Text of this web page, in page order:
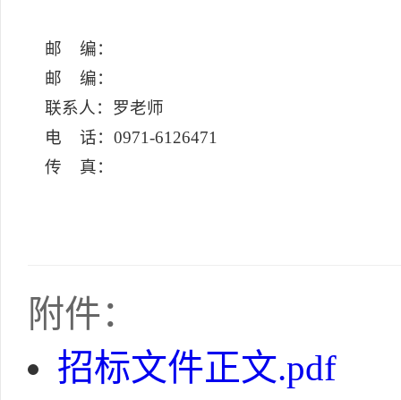
邮 编：
邮 编：
联系人：罗老师
电 话：0971-6126471
传 真：
附件：
招标文件正文.pdf